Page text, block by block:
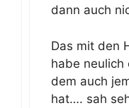
dann auch
Das mit den
habe neulich
dem auch
hat…. sah